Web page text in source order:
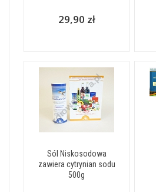
29,90 zł
Sól Niskosodowa
zawiera cytrynian sodu
500g